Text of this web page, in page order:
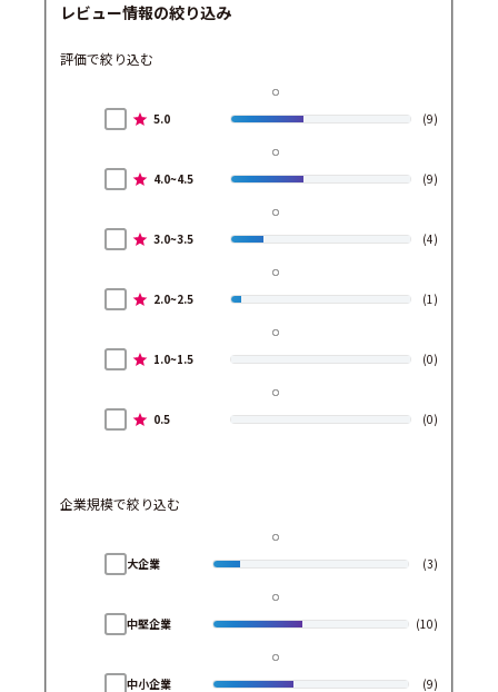
レビュー情報の絞り込み
評価で絞り込む
5.0 (9)
4.0~4.5 (9)
3.0~3.5 (4)
2.0~2.5 (1)
1.0~1.5 (0)
0.5 (0)
企業規模で絞り込む
大企業 (3)
中堅企業 (10)
中小企業 (9)